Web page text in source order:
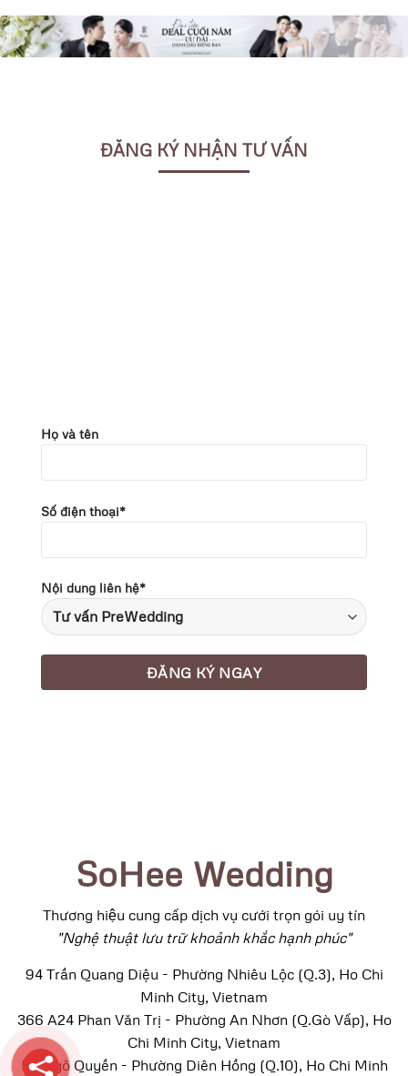
ĐĂNG KÝ NHẬN TƯ VẤN
Họ và tên
Số điện thoại*
Nội dung liên hệ*
SoHee Wedding
Thương hiệu cung cấp dịch vụ cưới trọn gói uy tín
"Nghệ thuật lưu trữ khoảnh khắc hạnh phúc"
94 Trần Quang Diệu - Phường Nhiêu Lộc (Q.3), Ho Chi
Minh City, Vietnam
366 A24 Phan Văn Trị - Phường An Nhơn (Q.Gò Vấp), Ho
Chi Minh City, Vietnam
52 Ngô Quyền - Phường Diên Hồng (Q.10), Ho Chi Minh